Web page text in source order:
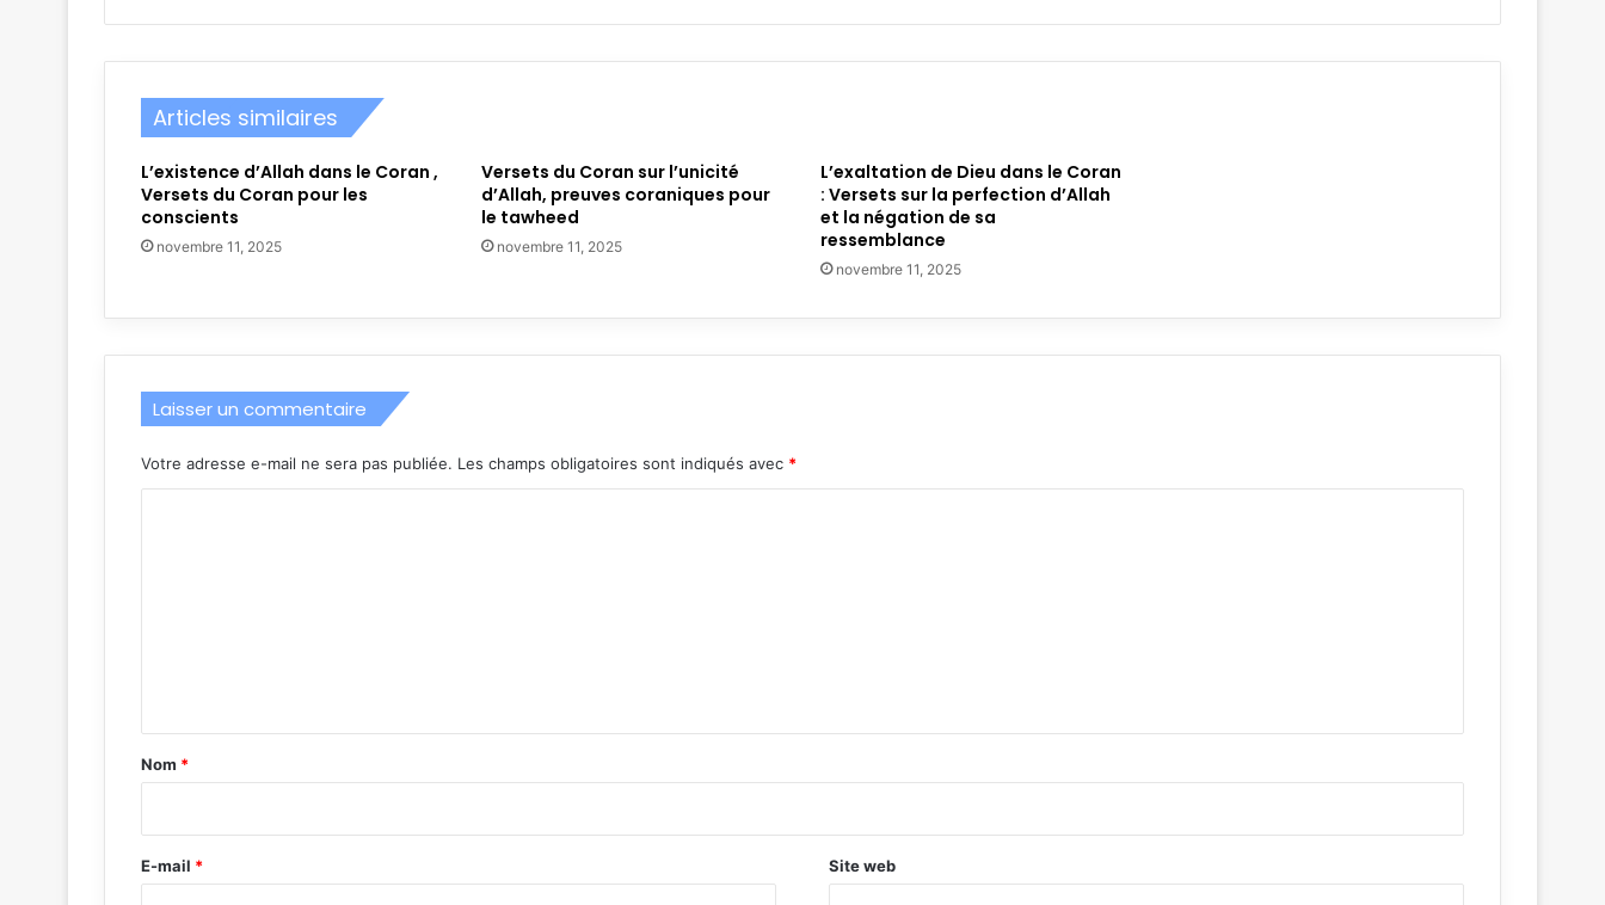
Articles similaires
L’existence d’Allah dans le Coran ,
Versets du Coran pour les
conscients
novembre 11, 2025
Versets du Coran sur l’unicité
d’Allah, preuves coraniques pour
le tawheed
novembre 11, 2025
L’exaltation de Dieu dans le Coran
: Versets sur la perfection d’Allah
et la négation de sa
ressemblance
novembre 11, 2025
Laisser un commentaire
Votre adresse e-mail ne sera pas publiée. Les champs obligatoires sont indiqués avec *
a
e
Nom *
E-mail * Site web